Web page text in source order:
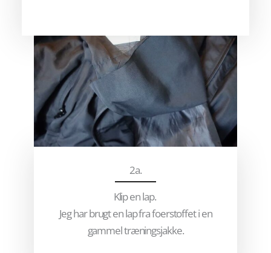
2a.
Klip en lap.
Jeg har brugt en lap fra foerstoffet i en
gammel træningsjakke.